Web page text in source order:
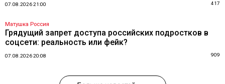
07.08.2026 21:00 417
Матушка Россия
Грядущий запрет доступа российских подростков в
соцсети: реальность или фейк?
07.08.2026 20:08 909